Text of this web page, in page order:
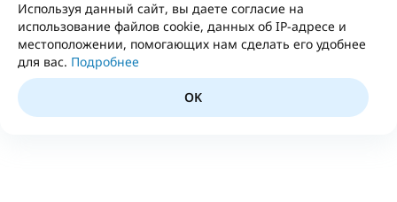
Используя данный сайт, вы даете согласие на
использование файлов cookie, данных об IP-адресе и
местоположении, помогающих нам сделать его удобнее
для вас. Подробнее
OK